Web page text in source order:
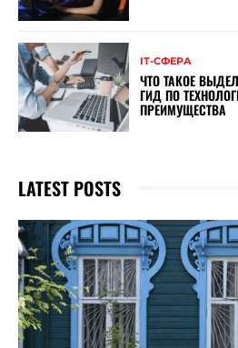
ІТ-СФЕРА
ЧТО ТАКОЕ
ГИД ПО
ПРЕИМУЩЕСТВА
LATEST POSTS